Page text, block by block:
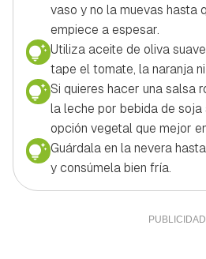
vaso y no la muevas hasta
empiece a espesar.
Utiliza aceite de oliva
tape el tomate, la naranja
Si quieres hacer una salsa
la leche por bebida de soja
opción vegetal que mejor
Guárdala en la nevera
y consúmela bien fría.